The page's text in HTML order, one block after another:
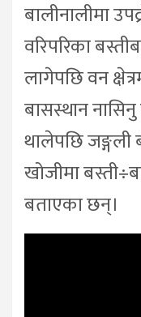
बालीनालीमा
वरिपरिका
लागेपछि वन
बासस्थान
थालेपछि
खोजीमा
बताएका छन्।